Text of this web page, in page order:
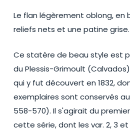
Le flan légèrement oblong, en
reliefs nets et une patine grise.
Ce statère de beau style est
du Plessis-Grimoult
qui y fut découvert en 1832,
exemplaires sont conservés
558-570). Il s'agirait du
cette série, dont les var. 2, 3